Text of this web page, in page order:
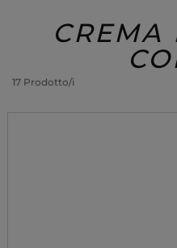
CREMA
17 Prodotto/i